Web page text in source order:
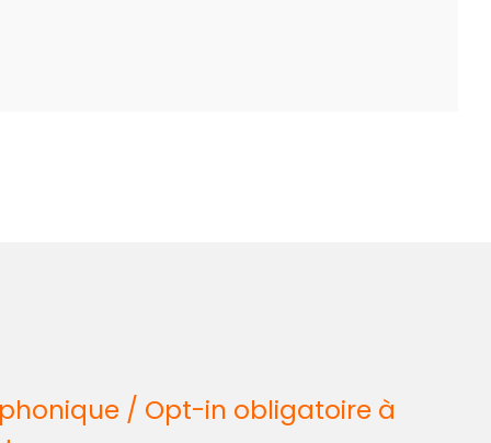
/ Opt-in obligatoire à